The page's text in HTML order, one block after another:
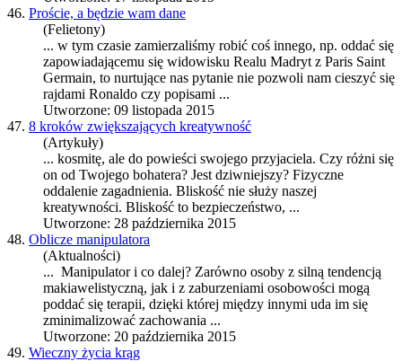
46. Proście, a będzie wam dane
(Felietony)
... w tym czasie zamierzaliśmy robić coś innego, np. oddać się
zapowiadającemu się widowisku Realu Madryt z Paris Saint
Germain, to nurtujące nas pytanie nie pozwoli nam cieszyć się
rajdami Ronaldo czy popisami ...
Utworzone: 09 listopada 2015
47. 8 kroków zwiększających kreatywność
(Artykuły)
... kosmitę, ale do powieści swojego przyjaciela. Czy różni się
on od Twojego bohatera? Jest dziwniejszy? Fizyczne
oddalenie zagadnienia. Bliskość nie służy naszej
kreatywności. Bliskość to bezpieczeństwo, ...
Utworzone: 28 października 2015
48. Oblicze manipulatora
(Aktualności)
... Manipulator i co dalej? Zarówno osoby z silną tendencją
makiawelistyczną, jak i z zaburzeniami osobowości mogą
poddać się terapii, dzięki której między innymi uda im się
zminimalizować zachowania ...
Utworzone: 20 października 2015
49. Wieczny życia krąg